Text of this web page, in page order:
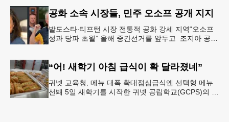
공화 소속 시장들, 민주 오소프 공개 지지
발도스타∙티프턴 시장 전통적 공화 강세 지역“오소프
성과 당파 초월” 올해 중간선거를 앞두고 조지아 공화
“어! 새학기 아침 급식이 확 달라졌네”
귀넷 교육청, 메뉴 대폭 확대점심급식엔 선택형 메뉴
선봬 5일 새학기를 시작한 귀넷 공립학교(GCPS)의 급